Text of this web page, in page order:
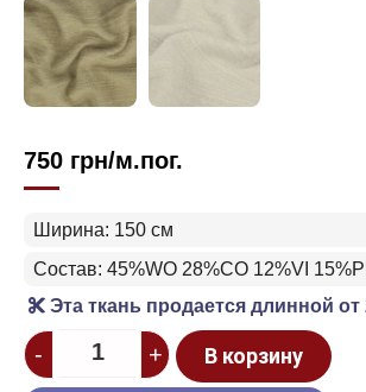
750 грн/м.пог.
Ширина: 150 см
Состав: 45%WO 28%CO 12%VI
Эта ткань продается длинной от
Quantity
- + В корзину